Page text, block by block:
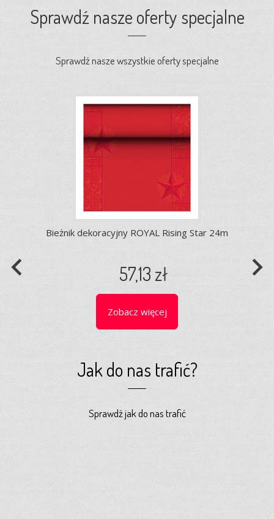
Sprawdź nasze oferty specjalne
Sprawdź nasze wszystkie oferty specjalne
Bieżnik dekoracyjny ROYAL Rising Star 24m
57,13 zł
Zobacz więcej
navigate_before navigate_next
Jak do nas trafić?
Sprawdź jak do nas trafić